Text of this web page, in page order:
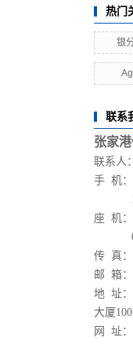
热门
银
联系
张家
联系人
手 机：
座 机：
传 真：
邮 箱：
地 址：
大厦
网 址：